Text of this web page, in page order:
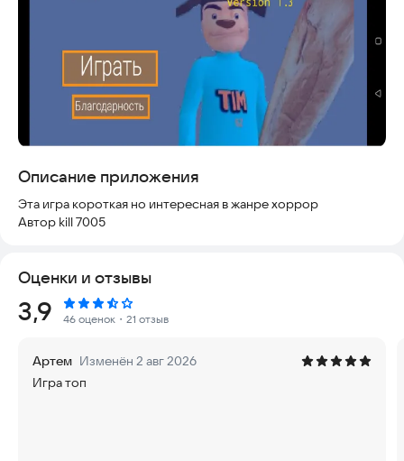
Описание приложения
Эта игра короткая но интересная в жанре хоррор
Автор kill 7005
Оценки и отзывы
Рейтинг:
3,9 46 оценок ・21 отзыв
Артем Изменён 2 авг 2026
Игра топ